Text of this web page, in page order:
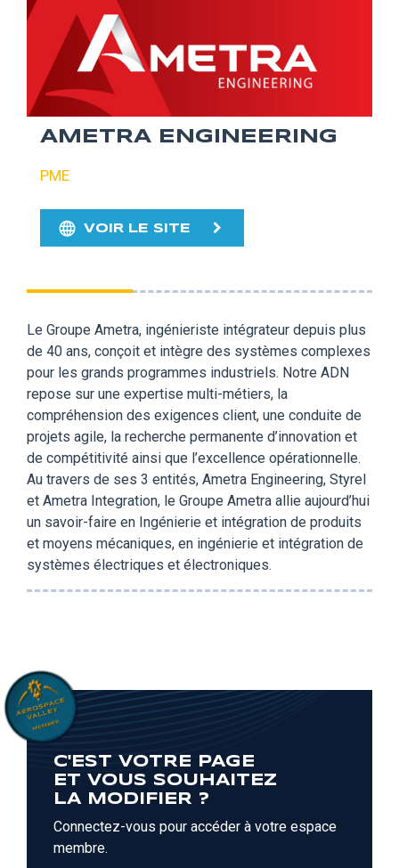
AMETRA ENGINEERING
PME
VOIR LE SITE
Le Groupe Ametra, ingénieriste intégrateur depuis plus
de 40 ans, conçoit et intègre des systèmes complexes
pour les grands programmes industriels. Notre ADN
repose sur une expertise multi-métiers, la
compréhension des exigences client, une conduite de
projets agile, la recherche permanente d’innovation et
de compétitivité ainsi que l’excellence opérationnelle.
Au travers de ses 3 entités, Ametra Engineering, Styrel
et Ametra Integration, le Groupe Ametra allie aujourd’hui
un savoir-faire en Ingénierie et intégration de produits
et moyens mécaniques, en ingénierie et intégration de
systèmes électriques et électroniques.
C'EST VOTRE PAGE
ET VOUS SOUHAITEZ
LA MODIFIER ?
Connectez-vous pour accéder à votre espace
membre.